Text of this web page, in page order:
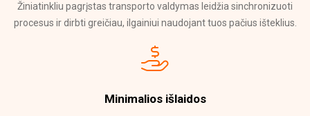
Žiniatinkliu pagrįstas transporto valdymas leidžia sinchronizuoti
procesus ir dirbti greičiau, ilgainiui naudojant tuos pačius išteklius.
Minimalios išlaidos